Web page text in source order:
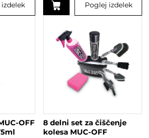
Poglej izdelek
izdelek
ima
izberete
strani
izdelka
OFF
8 delni set za čiščenje
kolesa MUC-OFF